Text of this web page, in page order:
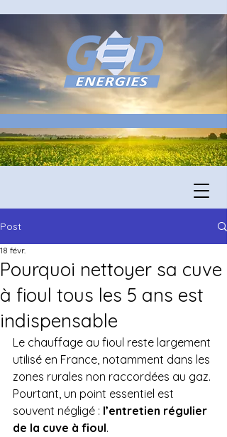
Post
Pourquoi nettoyer sa cuve
à fioul tous les 5 ans est
indispensable
18 févr.
Le chauffage au fioul reste largement
utilisé en France, notamment dans les
zones rurales non raccordées au gaz.
Pourtant, un point essentiel est
souvent négligé : l’entretien régulier
de la cuve à fioul.